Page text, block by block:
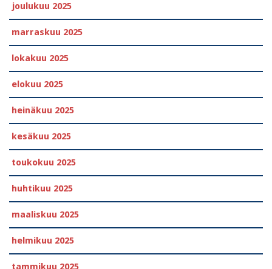
joulukuu 2025
marraskuu 2025
lokakuu 2025
elokuu 2025
heinäkuu 2025
kesäkuu 2025
toukokuu 2025
huhtikuu 2025
maaliskuu 2025
helmikuu 2025
tammikuu 2025